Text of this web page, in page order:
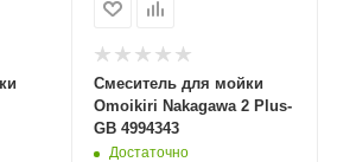
Смеситель для мойки
Omoikiri Nakagawa 2 Plus-
GB 4994343
Достаточно